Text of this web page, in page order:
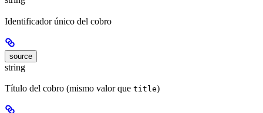
Identificador único del cobro
source
string
Título del cobro (mismo valor que title)